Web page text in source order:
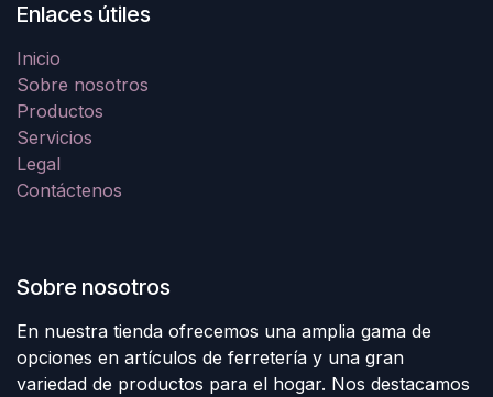
Enlaces útiles
Inicio
Sobre nosotros
Productos
Servicios
Legal
Contáctenos
Sobre nosotros
En nuestra tienda ofrecemos una amplia gama de
opciones en artículos de ferretería y una gran
variedad de productos para el hogar. Nos destacamos